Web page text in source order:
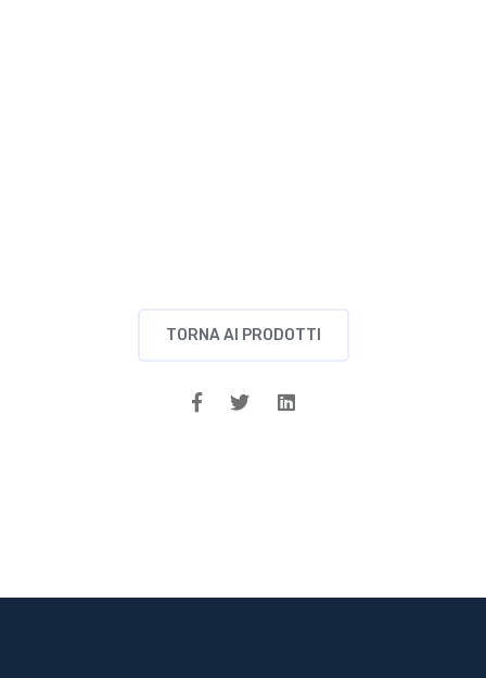
TORNA AI PRODOTTI